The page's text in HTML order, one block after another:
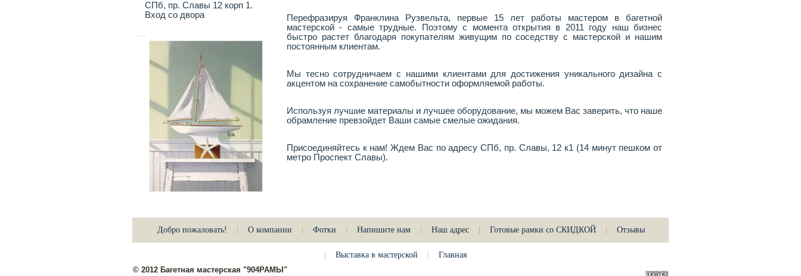
СПб, пр. Славы 12 корп 1.
Вход со двора
Перефразируя Франклина Рузвельта, первые 15 лет работы мастером в багетной
мастерской - самые трудные. Поэтому с момента открытия в 2011 году наш бизнес
быстро растет благодаря покупателям живущим по соседству с мастерской и нашим
постоянным клиентам.
Мы тесно сотрудничаем с нашими клиентами для достижения уникального дизайна с
акцентом на сохранение самобытности оформляемой работы.
Используя лучшие материалы и лучшее оборудование, мы можем Вас заверить, что наше
обрамление превзойдет Ваши самые смелые ожидания.
Присоединяйтесь к нам! Ждем Вас по адресу СПб, пр. Славы, 12 к1 (14 минут пешком от
метро Проспект Славы).
Добро пожаловать! О компании Фотки Напишите нам Наш адрес Готовые рамки со СКИДКОЙ Отзывы
Выставка в мастерской
Главная
© 2012 Багетная мастерская "904РАМЫ"